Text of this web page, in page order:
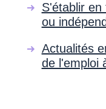
S'établir en
ou
Actualités
de l'emploi